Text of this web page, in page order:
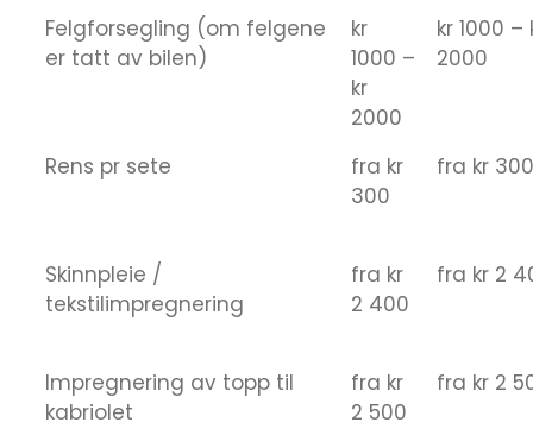
Felgforsegling (om felgene
er tatt av bilen)
kr
1000 –
kr
2000
kr 1000 –
2000
Rens pr sete
fra kr
300
fra kr 300
Skinnpleie /
tekstilimpregnering
fra kr
2 400
fra kr 2
Impregnering av topp til
kabriolet
fra kr
2 500
fra kr 2